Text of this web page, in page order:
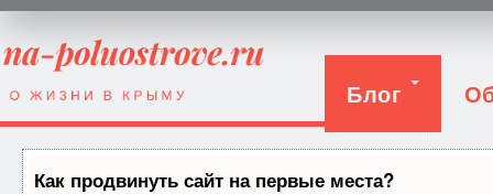
Блог
Вход
Как продвинуть сайт на первые места?